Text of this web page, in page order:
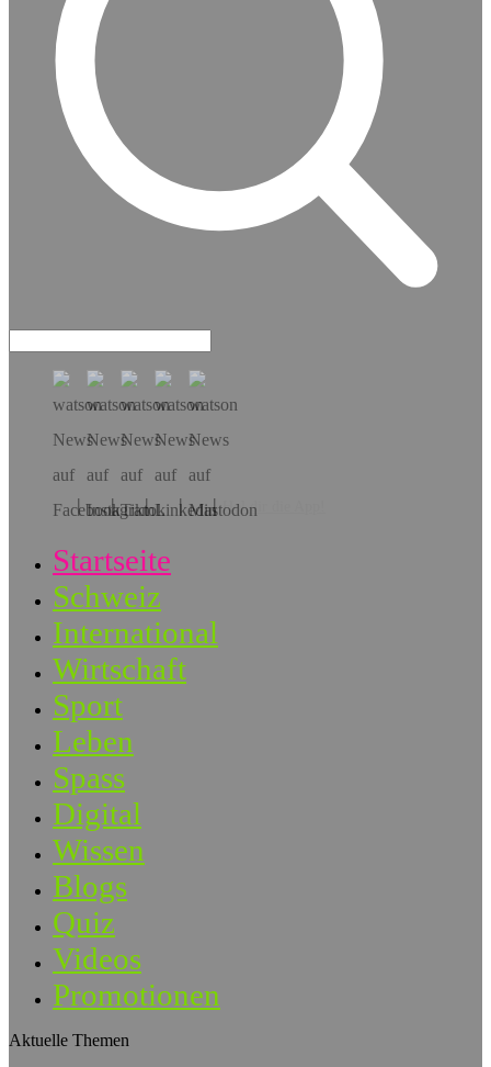
Hol dir die App!
Startseite
Schweiz
International
Wirtschaft
Sport
Leben
Spass
Digital
Wissen
Blogs
Quiz
Videos
Promotionen
Aktuelle Themen